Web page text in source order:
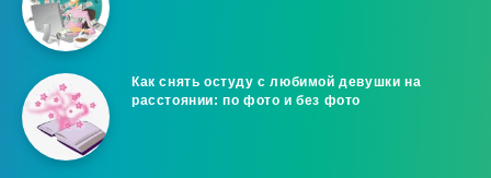
Как снять остуду с любимой девушки на
расстоянии: по фото и без фото